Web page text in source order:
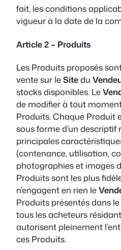
fait, les conditions
vigueur à la date de la
Article 2 – Produits
Les Produits proposés
vente sur leSitedu
stocks disponibles. Le
de modifier à tout
Produits. Chaque Produit
sous forme d’un descriptif
principales
(contenance, utilisation,
photographies et images
Produits sont les plus
n’engagent en rien le
Produits présentés dans le
tous les acheteurs
autorisent pleinement
ces Produits.